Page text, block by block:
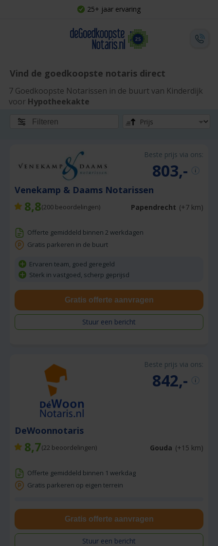
25+ jaar ervaring
Vind de goedkoopste notaris direct
7 Goedkoopste Notarissen in de buurt van Kinderdijk
voor Hypotheekakte
Filteren
Beste prijs via ons:
803,-
Venekamp & Daams Notarissen
8,8(200 beoordelingen) Papendrecht (+7 km)
Offerte gemiddeld binnen 2 werkdagen
Gratis parkeren in de buurt
Ervaren team, goed geregeld
Sterk in vastgoed, scherp geprijsd
Gratis offerte aanvragen
Stuur een bericht
Beste prijs via ons:
842,-
DeWoonnotaris
8,7(22 beoordelingen) Gouda (+15 km)
Offerte gemiddeld binnen 1 werkdag
Gratis parkeren op eigen terrein
Gratis offerte aanvragen
Stuur een bericht